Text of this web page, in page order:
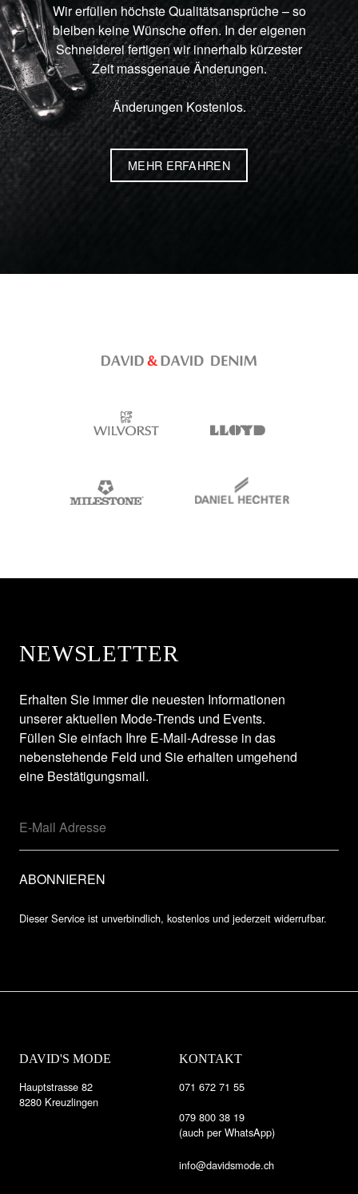
Wir erfüllen höchste Qualitätsansprüche – so
bleiben keine Wünsche offen. In der eigenen
Schneiderei fertigen wir innerhalb kürzester
Zeit massgenaue Änderungen.
Änderungen Kostenlos.
MEHR ERFAHREN
NEWSLETTER
Erhalten Sie immer die neuesten Informationen
unserer aktuellen Mode-Trends und Events.
Füllen Sie einfach Ihre E-Mail-Adresse in das
nebenstehende Feld und Sie erhalten umgehend
eine Bestätigungsmail.
Dieser Service ist unverbindlich, kostenlos und jederzeit widerrufbar.
DAVID'S MODE
Hauptstrasse 82
8280 Kreuzlingen
KONTAKT
071 672 71 55
079 800 38 19
(auch per WhatsApp)
info@davidsmode.ch